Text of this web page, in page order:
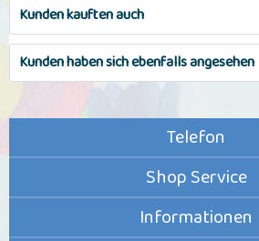
Kunden kauften auch
Kunden haben sich ebenfalls angesehen
Telefon
Shop Service
Informationen